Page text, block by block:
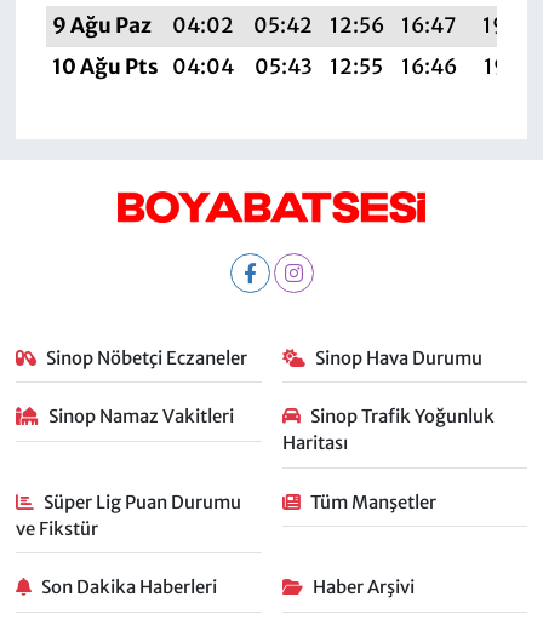
9 Ağu Paz
04:02 05:42 12:56 16:47
19:59
10 Ağu Pts 04:04 05:43 12:55 16:46 19:58
Sinop Nöbetçi Eczaneler Sinop Hava Durumu
Sinop Namaz Vakitleri
Sinop Trafik Yoğunluk
Haritası
Süper Lig Puan Durumu
ve Fikstür
Tüm Manşetler
Son Dakika Haberleri Haber Arşivi